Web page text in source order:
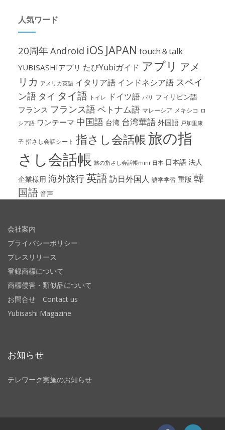
人気ワード
20周年Android iOS JAPAN touch＆talk
YUBISASHIアプリ たびYubiガイド アプリ アメ
リカ アメリカ英語 イタリア語 インドネシア語 スペイ
ン語 タイ タイ語 トイレ ドイツ語 パリ フィリピン語
フランス フランス語ベトナム語 マレーシア メキシコ ロ
シア語 ワンテーマ 中国語 台湾 台湾華語 外国語 戸加里康
子 指さし会話シート 指さし会話帳旅の指
さし会話帳 旅の指さし会話帳mini 日本 日本語 法人
企業様用 海外旅行英語訪日外国人 語学学習 重版 韓
国語 音声
会社案内
プライバシーポリシー
プレスリリース
登録商標について
商標侵害・類似品について
お問合せ Contact us
Yubisashi Magazine
お知らせ
テレワーク実施のお知らせ